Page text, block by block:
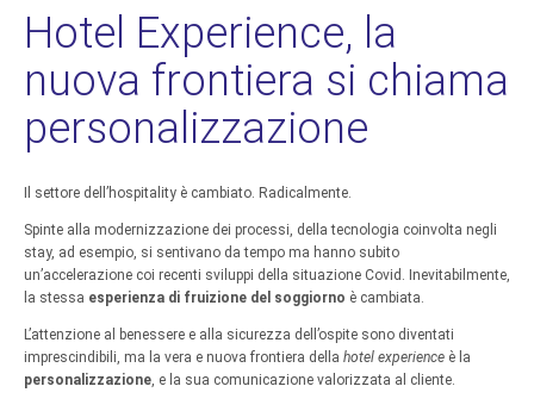
Hotel Experience, la
nuova frontiera si chiama
personalizzazione
Il settore dell’hospitality è cambiato. Radicalmente.
Spinte alla modernizzazione dei processi, della tecnologia coinvolta negli
stay, ad esempio, si sentivano da tempo ma hanno subito
un’accelerazione coi recenti sviluppi della situazione Covid. Inevitabilmente,
la stessa esperienza di fruizione del soggiorno è cambiata.
L’attenzione al benessere e alla sicurezza dell’ospite sono diventati
imprescindibili, ma la vera e nuova frontiera della hotel experience è la
personalizzazione, e la sua comunicazione valorizzata al cliente.